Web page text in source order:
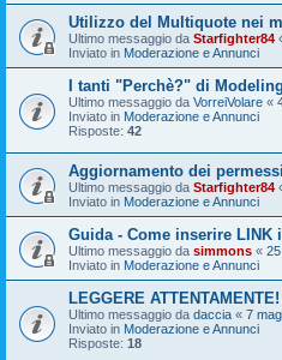
Utilizzo del Multiquote nei
Ultimo messaggio da Starfighter84
Inviato in Moderazione e Annunci
I tanti "Perchè?" di
Ultimo messaggio da VorreiVolare «
Inviato in Moderazione e Annunci
Risposte: 42
Aggiornamento dei
Ultimo messaggio da Starfighter84
Inviato in Moderazione e Annunci
Guida - Come inserire LINK
Ultimo messaggio da simmons «
Inviato in Moderazione e Annunci
LEGGERE
Ultimo messaggio da daccia « 7
Inviato in Moderazione e Annunci
Risposte: 18